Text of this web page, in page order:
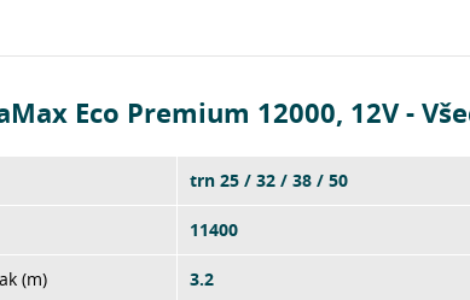
Eco Premium 12000, 12V -
trn 25 / 32 / 38 / 50
11400
(m) 3.2